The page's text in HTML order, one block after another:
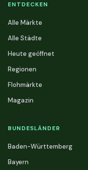
ENTDECKEN
Alle Märkte
Alle Städte
Heute geöffnet
Regionen
Flohmärkte
Magazin
BUNDESLÄNDER
Baden-Württemberg
Bayern